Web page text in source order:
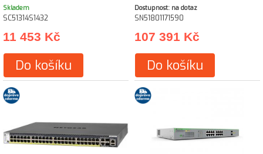
Skladem
SC51314S1432
11 453 Kč
Do košíku
Dostupnost: na dotaz
SN51801171590
107 391 Kč
Do košíku